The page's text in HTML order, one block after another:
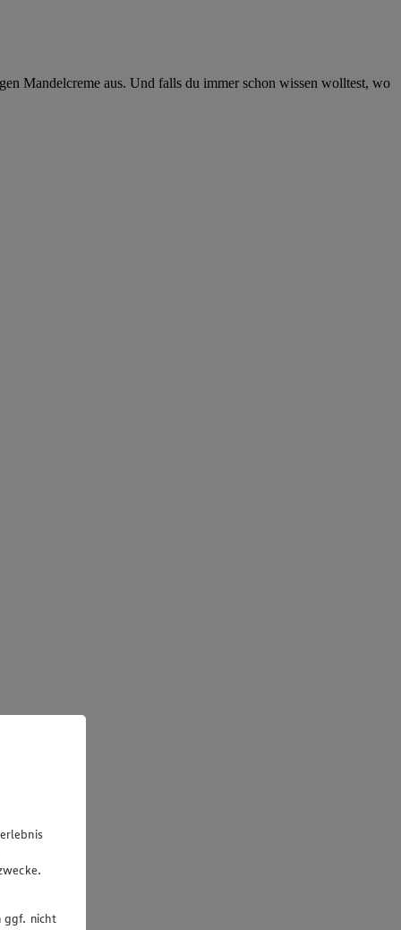
Mandelcreme aus. Und falls du immer schon wissen wolltest, wo
ggf. nicht